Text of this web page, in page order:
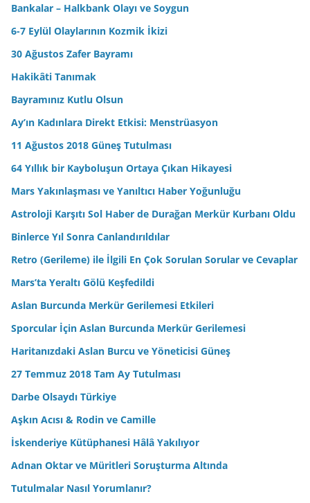
Bankalar – Halkbank Olayı ve Soygun
6-7 Eylül Olaylarının Kozmik İkizi
30 Ağustos Zafer Bayramı
Hakikâti Tanımak
Bayramınız Kutlu Olsun
Ay’ın Kadınlara Direkt Etkisi: Menstrüasyon
11 Ağustos 2018 Güneş Tutulması
64 Yıllık bir Kayboluşun Ortaya Çıkan Hikayesi
Mars Yakınlaşması ve Yanıltıcı Haber Yoğunluğu
Astroloji Karşıtı Sol Haber de Durağan Merkür Kurbanı Oldu
Binlerce Yıl Sonra Canlandırıldılar
Retro (Gerileme) ile İlgili En Çok Sorulan Sorular ve Cevaplar
Mars’ta Yeraltı Gölü Keşfedildi
Aslan Burcunda Merkür Gerilemesi Etkileri
Sporcular İçin Aslan Burcunda Merkür Gerilemesi
Haritanızdaki Aslan Burcu ve Yöneticisi Güneş
27 Temmuz 2018 Tam Ay Tutulması
Darbe Olsaydı Türkiye
Aşkın Acısı & Rodin ve Camille
İskenderiye Kütüphanesi Hâlâ Yakılıyor
Adnan Oktar ve Müritleri Soruşturma Altında
Tutulmalar Nasıl Yorumlanır?